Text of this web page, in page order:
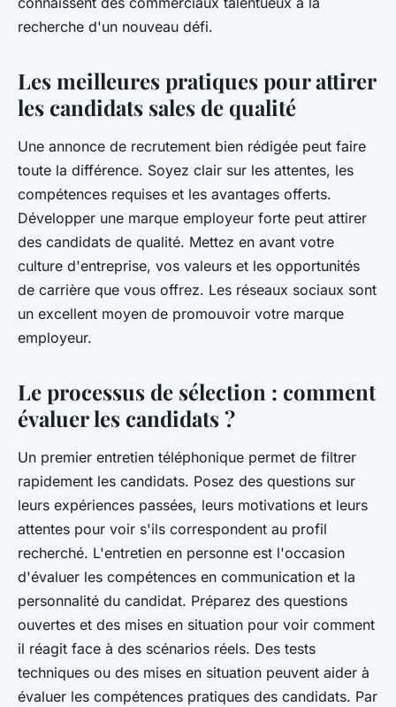
recherche d'un nouveau défi.
Les meilleures pratiques pour attirer
les candidats sales de qualité
Une annonce de recrutement bien rédigée peut faire
toute la différence. Soyez clair sur les attentes, les
compétences requises et les avantages offerts.
Développer une marque employeur forte peut attirer
des candidats de qualité. Mettez en avant votre
culture d'entreprise, vos valeurs et les opportunités
de carrière que vous offrez. Les réseaux sociaux sont
un excellent moyen de promouvoir votre marque
employeur.
Le processus de sélection : comment
évaluer les candidats ?
Un premier entretien téléphonique permet de filtrer
rapidement les candidats. Posez des questions sur
leurs expériences passées, leurs motivations et leurs
attentes pour voir s'ils correspondent au profil
recherché. L'entretien en personne est l'occasion
d'évaluer les compétences en communication et la
personnalité du candidat. Préparez des questions
ouvertes et des mises en situation pour voir comment
il réagit face à des scénarios réels. Des tests
techniques ou des mises en situation peuvent aider à
évaluer les compétences pratiques des candidats. Par